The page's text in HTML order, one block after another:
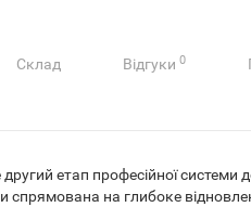
Склад Відгуки 0
другий етап професійної
на глибоке